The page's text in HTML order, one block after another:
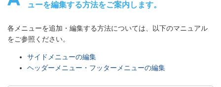
ューを編集する方法をご案内します。
各メニューを追加・編集する方法については、以下のマニュアル
をご参照ください。
サイドメニューの編集
ヘッダーメニュー・フッターメニューの編集